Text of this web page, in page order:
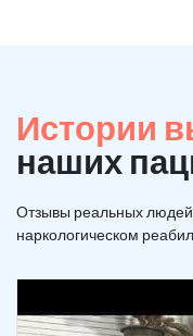
Истории
наших
Отзывы реальных
наркологическом